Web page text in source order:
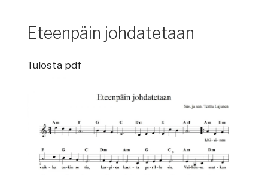
Eteenpäin johdatetaan
Tulosta pdf